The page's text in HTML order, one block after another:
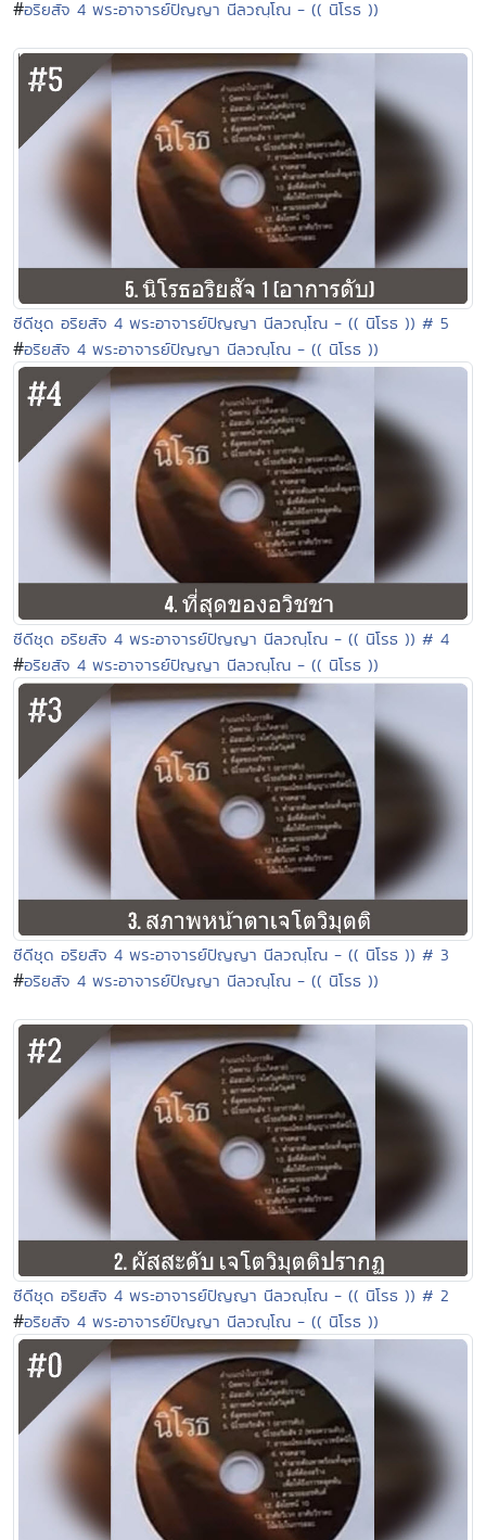
#อริยสัจ 4 พระอาจารย์ปัญญา นีลวณฺโณ - (( นิโรธ ))
ซีดีชุด อริยสัจ 4 พระอาจารย์ปัญญา นีลวณฺโณ - (( นิโรธ )) # 5
#อริยสัจ 4 พระอาจารย์ปัญญา นีลวณฺโณ - (( นิโรธ ))
ซีดีชุด อริยสัจ 4 พระอาจารย์ปัญญา นีลวณฺโณ - (( นิโรธ )) # 4
#อริยสัจ 4 พระอาจารย์ปัญญา นีลวณฺโณ - (( นิโรธ ))
ซีดีชุด อริยสัจ 4 พระอาจารย์ปัญญา นีลวณฺโณ - (( นิโรธ )) # 3
#อริยสัจ 4 พระอาจารย์ปัญญา นีลวณฺโณ - (( นิโรธ ))
ซีดีชุด อริยสัจ 4 พระอาจารย์ปัญญา นีลวณฺโณ - (( นิโรธ )) # 2
#อริยสัจ 4 พระอาจารย์ปัญญา นีลวณฺโณ - (( นิโรธ ))